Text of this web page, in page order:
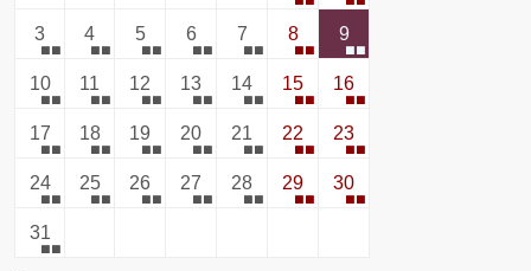
3 4 5 6 7 8 9
10 11 12 13 14 15 16
17 18 19 20 21 22 23
24 25 26 27 28 29 30
31